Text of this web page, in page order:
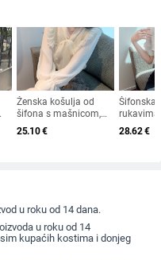
Ženska košulja od
šifona s mašnicom,
2025 rana jesen
25.10€
Šifonska
ljetna
28.62€
u roku od 14 dana.
u roku od 14
kupaćih kostima i donjeg